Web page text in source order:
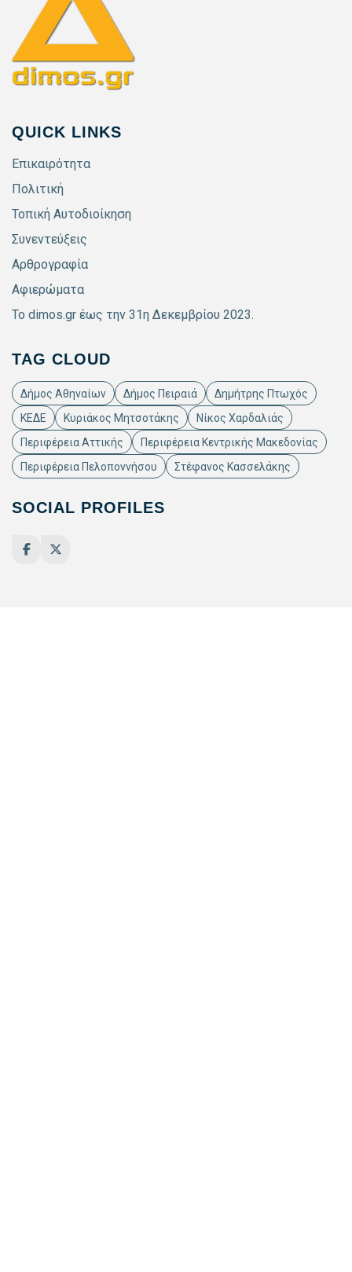
QUICK LINKS
Επικαιρότητα
Πολιτική
Τοπική Αυτοδιοίκηση
Συνεντεύξεις
Αρθρογραφία
Αφιερώματα
Το dimos.gr έως την 31η Δεκεμβρίου 2023.
TAG CLOUD
Δήμος Αθηναίων Δήμος Πειραιά
Δημήτρης Πτωχός
ΚΕΔΕ
Κυριάκος Μητσοτάκης
Νίκος Χαρδαλιάς
Περιφέρεια Αττικής
Περιφέρεια Κεντρικής Μακεδονίας
Περιφέρεια Πελοποννήσου
Στέφανος Κασσελάκης
SOCIAL PROFILES